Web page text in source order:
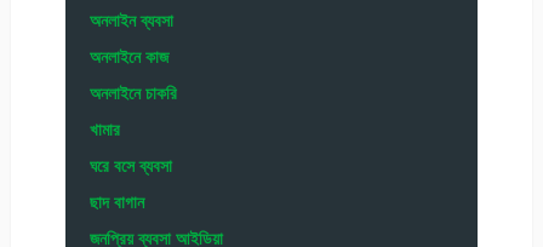
অনলাইন ব্যবসা
অনলাইনে কাজ
অনলাইনে চাকরি
খামার
ঘরে বসে ব্যবসা
ছাদ বাগান
জনপ্রিয় ব্যবসা আইডিয়া